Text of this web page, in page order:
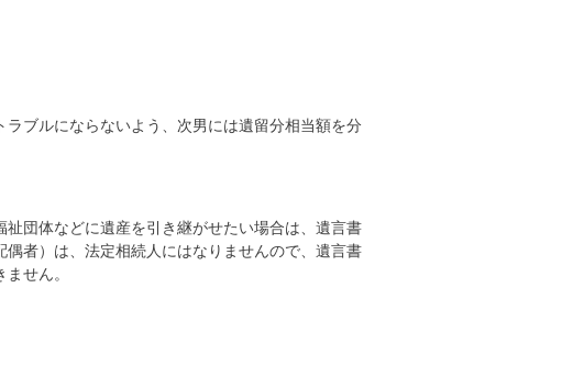
ブルにならないよう、次男には遺留分相当額を分
団体などに遺産を引き継がせたい場合は、遺言書
者）は、法定相続人にはなりませんので、遺言書
せん。